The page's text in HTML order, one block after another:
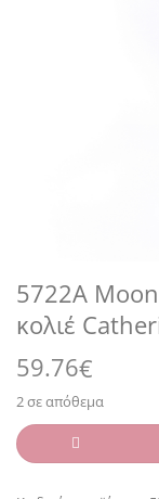
5722A
κολιέ
59.76€
2 σε απόθεμα